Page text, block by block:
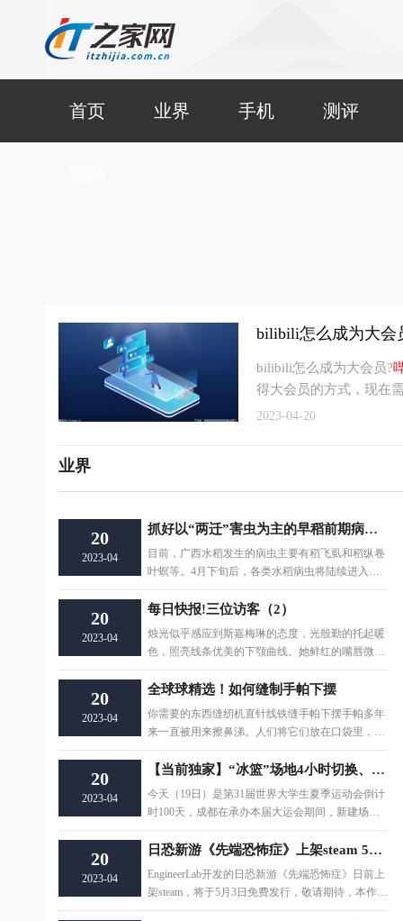
首页 业界 手机 测评
bilibili怎么成为大会
bilibili怎么成为大会员?
得大会员的方式，现在
2023-04-20
业界
20
2023-04
抓好以“两迁”害虫为主的早稻前期病虫害监控工作
目前，广西水稻发生的病虫主要有稻飞虱和稻纵卷
叶螟等。4月下旬后，各类水稻病虫将陆续进入发
生、流行阶段。各级植保技术人员要坚持深入田间
调
20
2023-04
每日快报!三位访客（2）
烛光似乎感应到斯嘉梅琳的态度，光殷勤的托起暖
色，照亮线条优美的下颚曲线。她鲜红的嘴唇微微
上扬，嘴角的美人痣仿佛在嘲笑这位公子哥的无能
20
2023-04
全球球精选！如何缝制手帕下摆
你需要的东西缝纫机直针线铁缝手帕下摆手帕多年
来一直被用来擦鼻涕。人们将它们放在口袋里，并
在需要时使用它们。手帕也系在头上
20
2023-04
【当前独家】“冰篮”场地4小时切换、综合耗水量降低20％……这些大运会场馆充满高科技
今天（19日）是第31届世界大学生夏季运动会倒计
时100天，成都在承办本届大运会期间，新建场馆1
3座，还对36座老场馆进行升级改造，如今49座场
馆
20
2023-04
日恐新游《先端恐怖症》上架steam 5月3日免费发行
EngineerLab开发的日恐新游《先端恐怖症》日前上
架steam，将于5月3日免费发行，敬请期待，本作暂
不支持中文。·《先端恐怖症》：steam地址